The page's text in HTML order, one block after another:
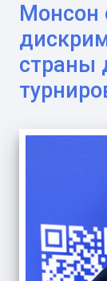
Монсон
страны